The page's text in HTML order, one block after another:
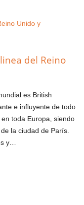
del Reino
es British
e influyente de todo
toda Europa, siendo
la ciudad de París.
y…